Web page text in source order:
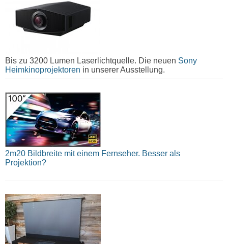
Bis zu 3200 Lumen Laserlichtquelle. Die neuen Sony
Heimkinoprojektoren in unserer Ausstellung.
2m20 Bildbreite mit einem Fernseher. Besser als
Projektion?